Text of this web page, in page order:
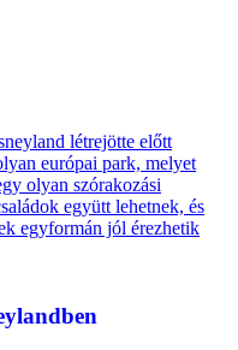
létrejötte előtt
európai park, melyet
olyan szórakozási
együtt lehetnek, és
egyformán jól érezhetik